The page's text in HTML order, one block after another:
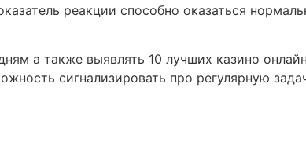
реакции способно оказаться
а также выявлять 10 лучших казино
сигнализировать про регулярную